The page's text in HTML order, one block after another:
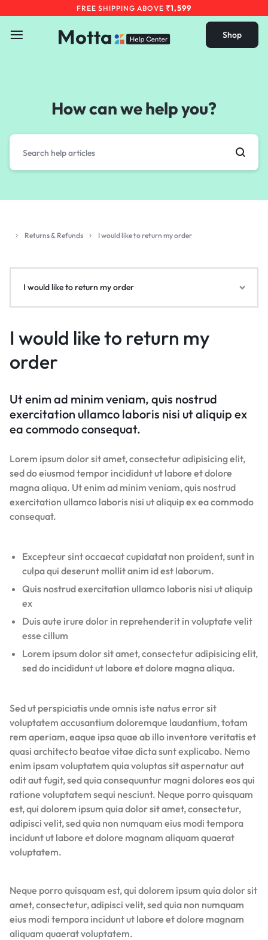
FREE SHIPPING ABOVE ₹1,599
Shop
How can we help you?
Returns & Refunds I would like to return my order
I would like to return my
order
Ut enim ad minim veniam, quis nostrud
exercitation ullamco laboris nisi ut aliquip ex
ea commodo consequat.
Lorem ipsum dolor sit amet, consectetur adipisicing elit,
sed do eiusmod tempor incididunt ut labore et dolore
magna aliqua. Ut enim ad minim veniam, quis nostrud
exercitation ullamco laboris nisi ut aliquip ex ea commodo
consequat.
Excepteur sint occaecat cupidatat non proident, sunt in
culpa qui deserunt mollit anim id est laborum.
Quis nostrud exercitation ullamco laboris nisi ut aliquip
ex
Duis aute irure dolor in reprehenderit in voluptate velit
esse cillum
Lorem ipsum dolor sit amet, consectetur adipisicing elit,
sed do incididunt ut labore et dolore magna aliqua.
Sed ut perspiciatis unde omnis iste natus error sit
voluptatem accusantium doloremque laudantium, totam
rem aperiam, eaque ipsa quae ab illo inventore veritatis et
quasi architecto beatae vitae dicta sunt explicabo. Nemo
enim ipsam voluptatem quia voluptas sit aspernatur aut
odit aut fugit, sed quia consequuntur magni dolores eos qui
ratione voluptatem sequi nesciunt. Neque porro quisquam
est, qui dolorem ipsum quia dolor sit amet, consectetur,
adipisci velit, sed quia non numquam eius modi tempora
incidunt ut labore et dolore magnam aliquam quaerat
voluptatem.
Neque porro quisquam est, qui dolorem ipsum quia dolor sit
amet, consectetur, adipisci velit, sed quia non numquam
eius modi tempora incidunt ut labore et dolore magnam
aliquam quaerat voluptatem.
I would like to return my order